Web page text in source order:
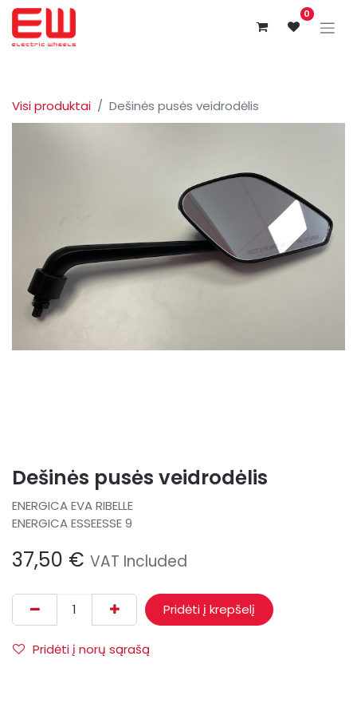
0
Visi produktai Dešinės pusės veidrodėlis
Dešinės pusės veidrodėlis
ENERGICA EVA RIBELLE
ENERGICA ESSEESSE 9
37,50 € VAT Included
Pridėti į krepšelį
Pridėti į norų sąrašą